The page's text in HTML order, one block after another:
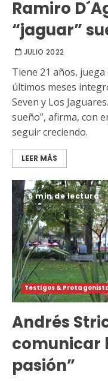
Ramiro
“jaguar”
JULIO 2022
Tiene 21 años,
últimos meses
Seven y Los
sueño”, afirma, con
seguir creciendo.
LEER MÁS
6 min de lectura
Testigos &
Andrés
comunicar
pasión”